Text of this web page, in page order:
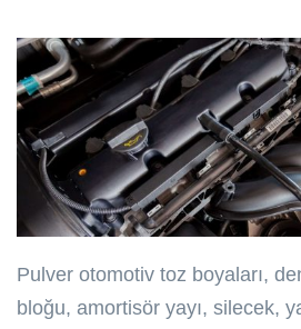
Pulver otomotiv toz boyaları,
bloğu, amortisör yayı, silecek,